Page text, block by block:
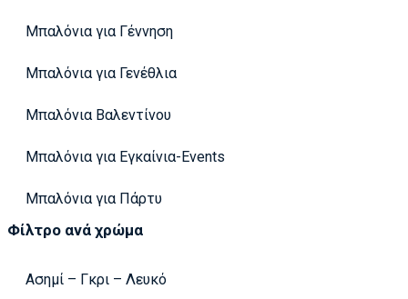
Μπαλόνια για Γέννηση
Μπαλόνια για Γενέθλια
Μπαλόνια Βαλεντίνου
Μπαλόνια για Εγκαίνια-Events
Μπαλόνια για Πάρτυ
Φίλτρο ανά χρώμα
Ασημί – Γκρι – Λευκό